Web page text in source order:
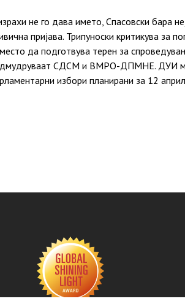
не го дава името, Спасовски бара
пријава. Трипуноски критикува за
да подготвува терен за
СДСМ и ВМРО-ДПМНЕ. ДУИ
избори планирани за 12